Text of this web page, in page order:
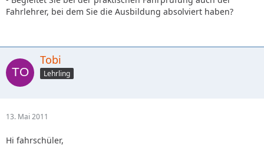
Fahrlehrer, bei dem Sie die Ausbildung absolviert haben?
Tobi
Lehrling
13. Mai 2011
Hi fahrschüler,